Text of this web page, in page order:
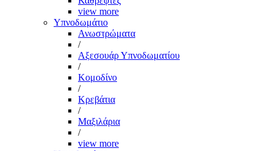
view more
Υπνοδωμάτιο
Ανωστρώματα
/
Αξεσουάρ Υπνοδωματίου
/
Κομοδίνο
/
Κρεβάτια
/
Μαξιλάρια
/
view more